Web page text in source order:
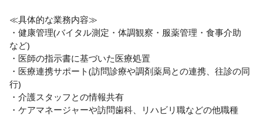
≪具体的な業務内容≫
・健康管理(バイタル測定・体調観察・服薬管理・食事介助
など)
・医師の指示書に基づいた医療処置
・医療連携サポート(訪問診療や調剤薬局との連携、往診の同
行)
・介護スタッフとの情報共有
・ケアマネージャーや訪問歯科、リハビリ職などの他職種